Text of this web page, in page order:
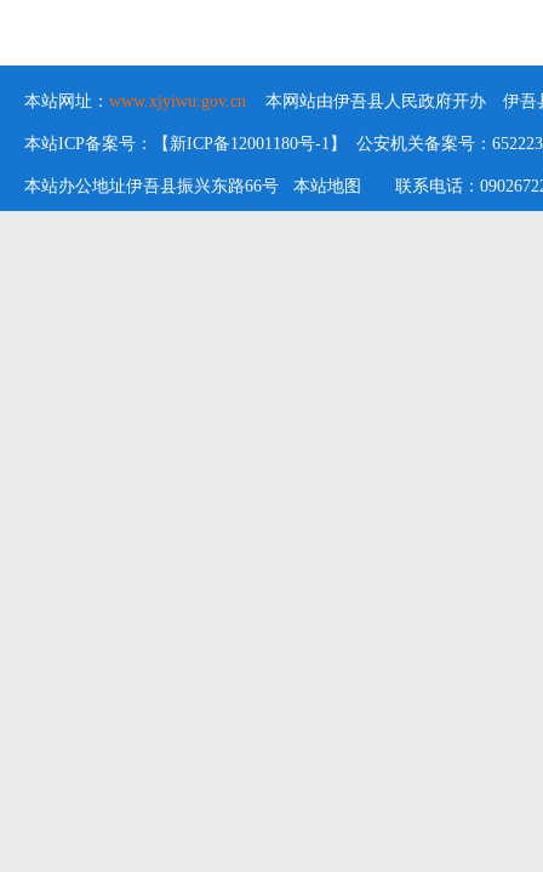
本站网址： www.xjyiwu.gov.cn 本网站由伊吾县人民政府开办 伊吾
本站ICP备案号：【新ICP备12001180号-1】 公安机关备案号：
本站办公地址伊吾县振兴东路66号 本站地图 联系电话：